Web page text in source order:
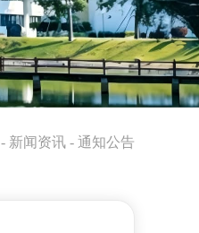
- 新闻资讯 - 通知公告